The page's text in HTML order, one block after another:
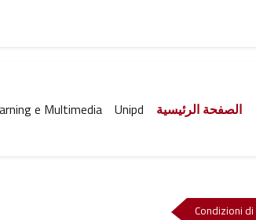
الصفحة الرئيسية Unipd
e Multimedia
Condizioni